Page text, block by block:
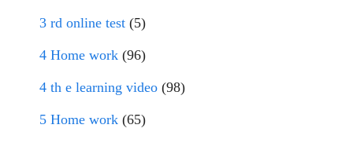
3 rd online test (5)
4 Home work (96)
4 th e learning video (98)
5 Home work (65)